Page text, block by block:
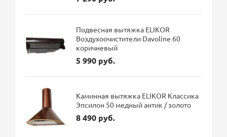
Подвесная вытяжка ELIKOR
Воздухоочистители Davoline 60
коричневый
5 990 руб.
Каминная вытяжка ELIKOR Классика
Эпсилон 50 медный антик / золото
8 490 руб.